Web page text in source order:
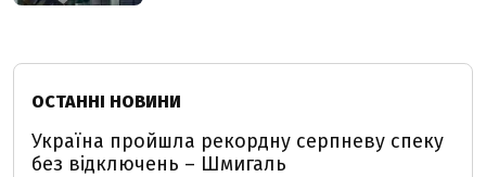
ОСТАННІ НОВИНИ
Україна пройшла рекордну серпневу спеку
без відключень – Шмигаль